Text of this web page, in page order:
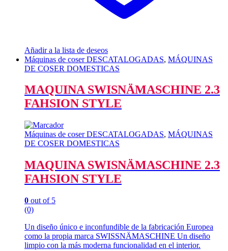
Añadir a la lista de deseos
Máquinas de coser DESCATALOGADAS, MÁQUINAS
DE COSER DOMESTICAS
MAQUINA SWISNÄMASCHINE 2.3
FAHSION STYLE
Máquinas de coser DESCATALOGADAS, MÁQUINAS
DE COSER DOMESTICAS
MAQUINA SWISNÄMASCHINE 2.3
FAHSION STYLE
0 out of 5
(0)
Un diseño único e inconfundible de la fabricación Europea
como la propia marca SWISSNÄMASCHINE Un diseño
limpio con la más moderna funcionalidad en el interior.